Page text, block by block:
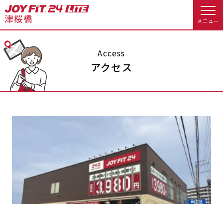
メニュー
店舗トップ
スタジオプログラム情報
オプション料金
アクセス 店舗情報・サービス
Appで入会手続き料金・サービス等詳しく見る
Access
アクセス